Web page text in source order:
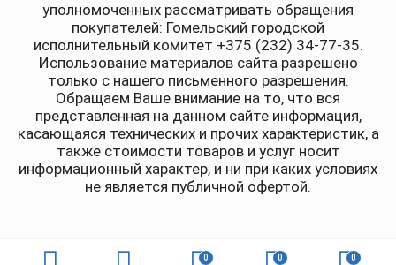
0 0 0
уполномоченных рассматривать обращения
покупателей: Гомельский городской
исполнительный комитет +375 (232) 34-77-35.
Использование материалов сайта разрешено
только с нашего письменного разрешения.
Обращаем Ваше внимание на то, что вся
представленная на данном сайте информация,
касающаяся технических и прочих характеристик, а
также стоимости товаров и услуг носит
информационный характер, и ни при каких условиях
не является публичной офертой.